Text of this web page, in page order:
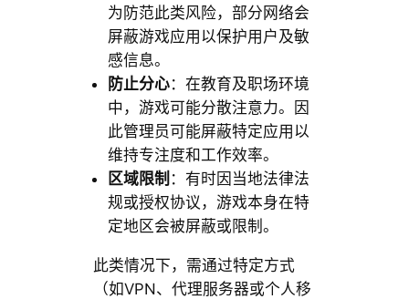
为防范此类风险，部分网络会
屏蔽游戏应用以保护用户及敏
感信息。
防止分心：在教育及职场环境
中，游戏可能分散注意力。因
此管理员可能屏蔽特定应用以
维持专注度和工作效率。
区域限制 ：有时因当地法律法
规或授权协议，游戏本身在特
定地区会被屏蔽或限制。
此类情况下，需通过特定方式
（如VPN、代理服务器或个人移